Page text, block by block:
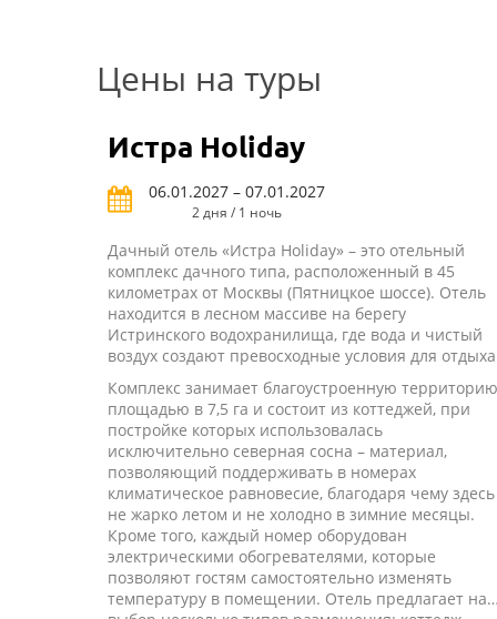
Цены на туры
Истра Holiday
06.01.2027 – 07.01.2027
2 дня / 1 ночь
Дачный отель «Истра Holiday» – это отельный
комплекс дачного типа, расположенный в 45
километрах от Москвы (Пятницкое шоссе). Отель
находится в лесном массиве на берегу
Истринского водохранилища, где вода и чистый
воздух создают превосходные условия для
Комплекс занимает благоустроенную территорию
площадью в 7,5 га и состоит из коттеджей, при
постройке которых использовалась
исключительно северная сосна – материал,
позволяющий поддерживать в номерах
климатическое равновесие, благодаря чему здесь
не жарко летом и не холодно в зимние месяцы.
Кроме того, каждый номер оборудован
электрическими обогревателями, которые
позволяют гостям самостоятельно изменять
температуру в помещении. Отель предлагает на